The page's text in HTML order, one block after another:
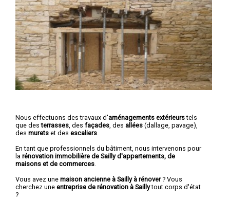
Nous effectuons des travaux d'aménagements extérieurstels
que desterrasses , des façades , des allées (dallage, pavage),
des murets et des escaliers
En tant que professionnels du bâtiment, nous intervenons pour
la rénovation immobilière de Sailly d'appartements, de
maisons et de commerces
Vous avez une maison ancienne à Sailly à rénover? Vous
cherchez une entreprise de rénovation à Saillytout corps d'état
?